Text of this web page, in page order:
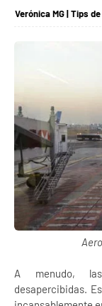
Verónica MG | Tips
A menudo,
desapercibidas.